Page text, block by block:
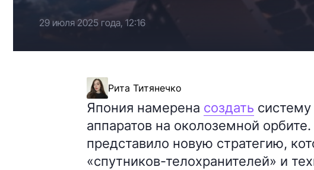
29 июля 2025 года, 12:16
Рита Титянечко
Япония намерена создать
аппаратов на околоземной
представило новую стратегию,
«спутников-телохранителей» и